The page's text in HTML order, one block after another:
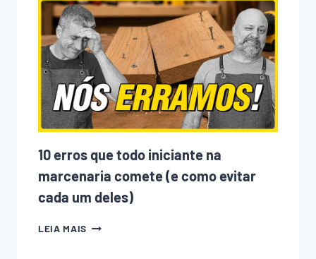
10 erros que todo iniciante na
marcenaria comete (e como evitar
cada um deles)
LEIA MAIS 10